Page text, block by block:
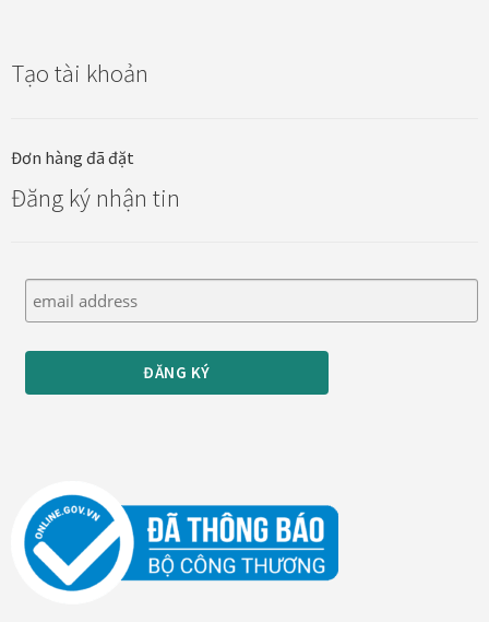
Thanh toán
Tối ưu chất lượng hình ảnh
Tranh biểu tượng văn hoá Việt Nam
Tranh dự án
Tranh nhà mẫu dự án
Tạo tài khoản
Đơn hàng đã đặt
Đăng ký nhận tin